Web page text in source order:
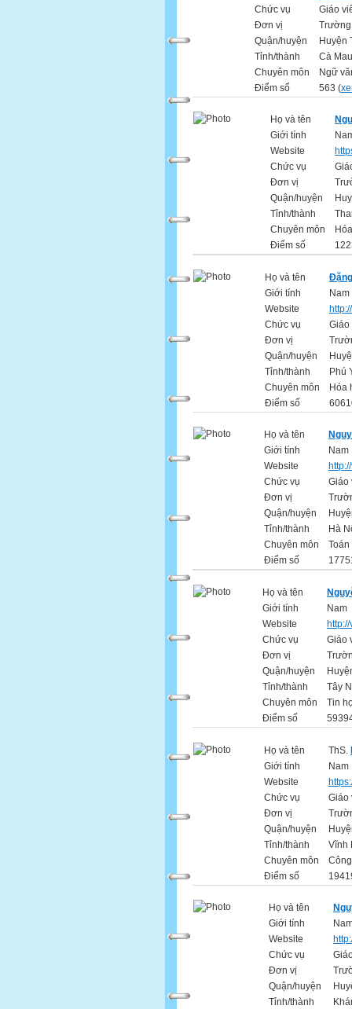
Chức vụ
Giáo
Đơn vị
Quận/huyện
Huyện
Tỉnh/thành
Cà Mau
Chuyên môn
Ngữ
Điểm số
563 (
Họ và tên
Giới tính
Website
Chức vụ
Đơn vị
Quận/huyện
Tỉnh/thành
Chuyên môn
Điểm số
Họ và tên
Giới tính
Nam
Website
Chức vụ
Giáo
Đơn vị
Quận/huyện
Tỉnh/thành
Phú
Chuyên môn
Hóa
Điểm số
Họ và tên
Giới tính
Nam
Website
Chức vụ
Giáo
Đơn vị
Quận/huyện
Tỉnh/thành
Hà
Chuyên môn
Toán
Điểm số
Họ và tên
Giới tính
Nam
Website
Chức vụ
Giáo
Đơn vị
Quận/huyện
Tỉnh/thành
Tây
Chuyên môn
Tin
Điểm số
Họ và tên ThS.
Giới tính
Nam
Website
Chức vụ
Giáo
Đơn vị
Quận/huyện
Tỉnh/thành
Vĩnh
Chuyên môn
Điểm số
Họ và tên
Giới tính
Website
Chức vụ
Đơn vị
Quận/huyện
Tỉnh/thành